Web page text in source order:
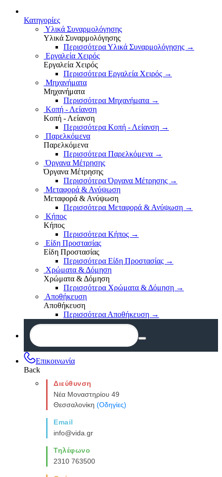
Κατηγορίες
Υλικά Συναρμολόγησης
Υλικά Συναρμολόγησης
Περισσότερα Υλικά Συναρμολόγησης →
Εργαλεία Χειρός
Εργαλεία Χειρός
Περισσότερα Εργαλεία Χειρός →
Μηχανήματα
Μηχανήματα
Περισσότερα Μηχανήματα →
Κοπή - Λείανση
Κοπή - Λείανση
Περισσότερα Κοπή - Λείανση →
Παρελκόμενα
Παρελκόμενα
Περισσότερα Παρελκόμενα →
Όργανα Μέτρησης
Όργανα Μέτρησης
Περισσότερα Όργανα Μέτρησης →
Μεταφορά & Ανύψωση
Μεταφορά & Ανύψωση
Περισσότερα Μεταφορά & Ανύψωση →
Κήπος
Κήπος
Περισσότερα Κήπος →
Είδη Προστασίας
Είδη Προστασίας
Περισσότερα Είδη Προστασίας →
Χρώματα & Δόμηση
Χρώματα & Δόμηση
Περισσότερα Χρώματα & Δόμηση →
Αποθήκευση
Αποθήκευση
Περισσότερα Αποθήκευση →
Επικοινωνία
Back
Διεύθυνση
Νέα Μοναστηρίου 49
Θεσσαλονίκη (Οδηγίες)
Email
info@vida.gr
Τηλέφωνο
2310 763500